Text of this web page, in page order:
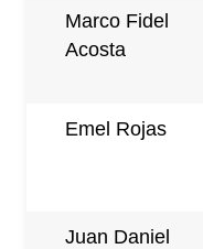
Marco Fidel
Acosta
Emel Rojas
Juan Daniel